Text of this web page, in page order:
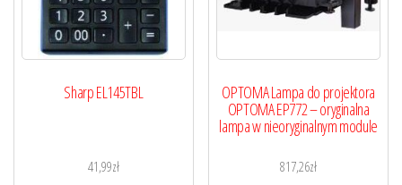
Sharp EL145TBL
41,99zł
OPTOMA Lampa do projektora
OPTOMA EP772 – oryginalna
lampa w nieoryginalnym module
817,26zł